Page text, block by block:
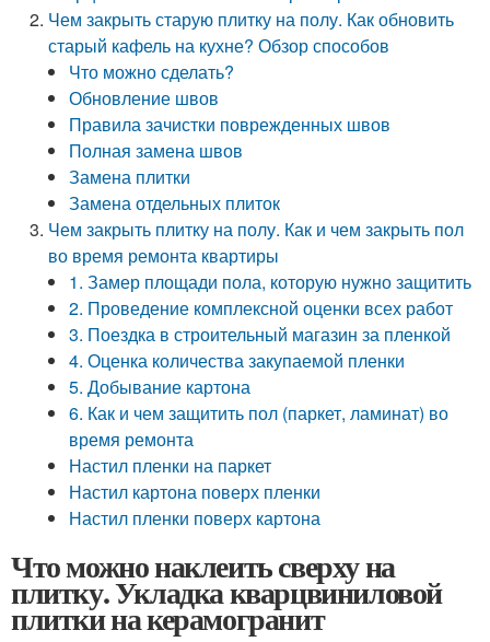
Чем закрыть старую плитку на полу. Как обновить
старый кафель на кухне? Обзор способов
Что можно сделать?
Обновление швов
Правила зачистки поврежденных швов
Полная замена швов
Замена плитки
Замена отдельных плиток
Чем закрыть плитку на полу. Как и чем закрыть пол
во время ремонта квартиры
1. Замер площади пола, которую нужно защитить
2. Проведение комплексной оценки всех работ
3. Поездка в строительный магазин за пленкой
4. Оценка количества закупаемой пленки
5. Добывание картона
6. Как и чем защитить пол (паркет, ламинат) во
время ремонта
Настил пленки на паркет
Настил картона поверх пленки
Настил пленки поверх картона
Что можно наклеить сверху на
плитку. Укладка кварцвиниловой
плитки на керамогранит